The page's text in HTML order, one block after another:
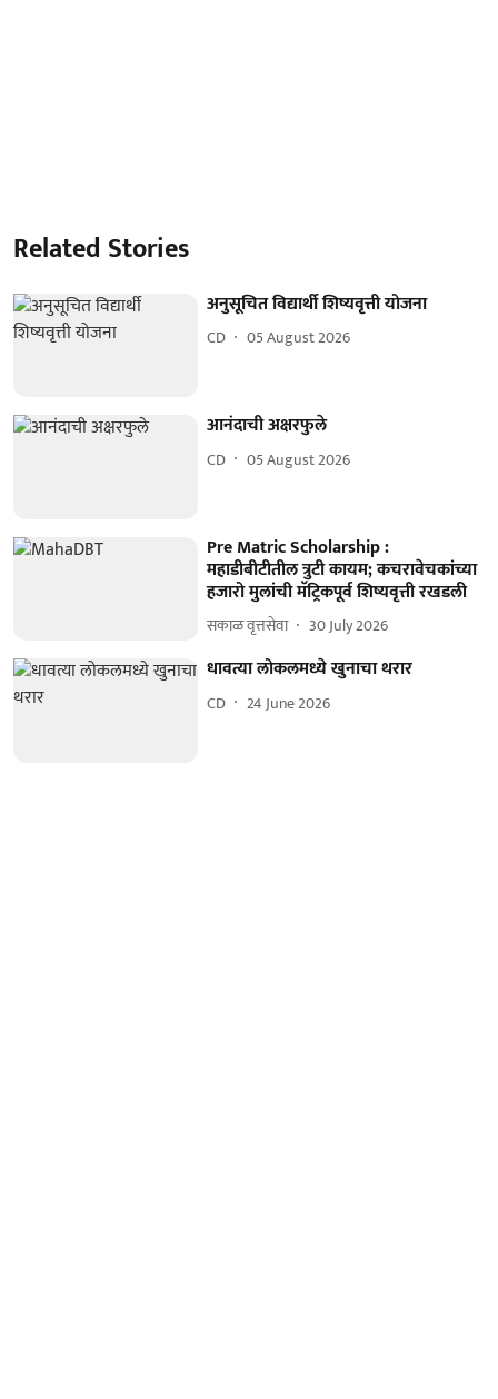
Related Stories
अनुसूचित विद्यार्थी शिष्यवृत्ती योजना
CD 05 August 2026
आनंदाची अक्षरफुले
CD 05 August 2026
Pre Matric Scholarship :
महाडीबीटीतील त्रुटी कायम; कचरावेचकांच्या
हजारो मुलांची मॅट्रिकपूर्व शिष्यवृत्ती रखडली
सकाळ वृत्तसेवा 30 July 2026
धावत्या लोकलमध्ये खुनाचा थरार
CD 24 June 2026